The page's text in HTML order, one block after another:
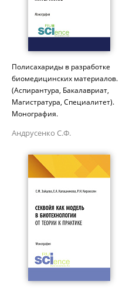
Полисахариды в разработке
биомедицинских материалов.
(Аспирантура, Бакалавриат,
Магистратура, Специалитет).
Монография.
Андрусенко С.Ф.